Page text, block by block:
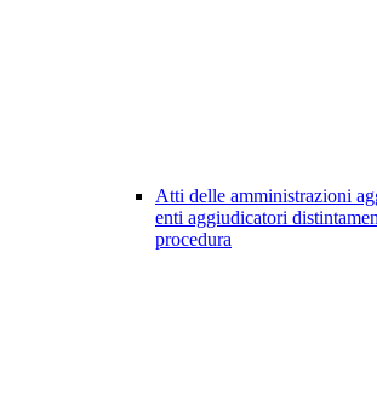
Atti delle amministrazioni
enti aggiudicatori
procedura